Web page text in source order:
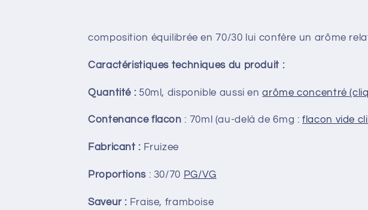
composition équilibrée en 70/30 lui confère un arôme
Caractéristiques techniques du produit :
Quantité : 50ml, disponible aussi enarôme concentré
Contenance flacon : 70ml (au-delà de 6mg :flacon vide
Fabricant : Fruizee
Proportions : 30/70 PG/VG
Saveur: Fraise, framboise